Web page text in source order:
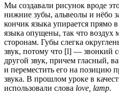
Мы создавали рисунок вроде
нижние зубы, альвеолы и нёбо
кончик языка упирается прямо
языка опущены, так что воздух
сторонам. Губы слегка
звук, потому что [l] — звонкий
другой звук, причем гласный,
и переместить его на позицию
звука. В прошлом уроке в
использовали слова love, lamp.